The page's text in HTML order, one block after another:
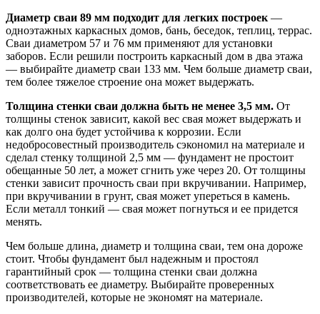
Диаметр сваи 89 мм подходит для легких построек —
одноэтажных каркасных домов, бань, беседок, теплиц, террас.
Сваи диаметром 57 и 76 мм применяют для установки
заборов. Если решили построить каркасный дом в два этажа
— выбирайте диаметр сваи 133 мм. Чем больше диаметр сваи,
тем более тяжелое строение она может выдержать.
Толщина стенки сваи должна быть не менее 3,5 мм. От
толщины стенок зависит, какой вес свая может выдержать и
как долго она будет устойчива к коррозии. Если
недобросовестный производитель сэкономил на материале и
сделал стенку толщиной 2,5 мм — фундамент не простоит
обещанные 50 лет, а может сгнить уже через 20. От толщины
стенки зависит прочность сваи при вкручивании. Например,
при вкручивании в грунт, свая может упереться в камень.
Если металл тонкий — свая может погнуться и ее придется
менять.
Чем больше длина, диаметр и толщина сваи, тем она дороже
стоит. Чтобы фундамент был надежным и простоял
гарантийный срок — толщина стенки сваи должна
соответствовать ее диаметру. Выбирайте проверенных
производителей, которые не экономят на материале.